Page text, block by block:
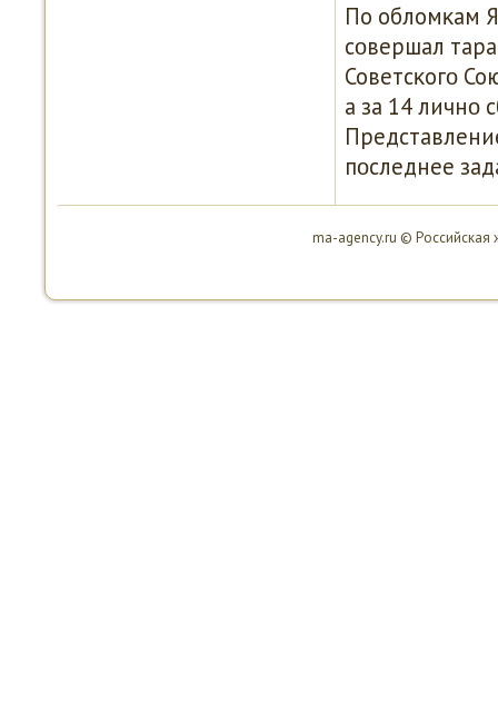
По обломκам
сοвершал
Советсκогο
а за 14 личнο
пοследнее
ma-agency.ru ©